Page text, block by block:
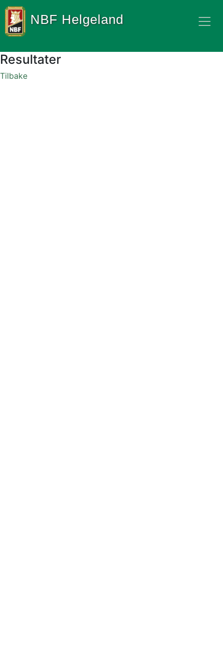
NBF Helgeland
Resultater
Tilbake